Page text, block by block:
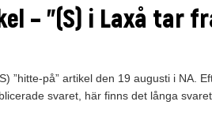
– ”(S) i Laxå tar
”hitte-på” artikel den 19 augusti i NA.
svaret, här finns det långa